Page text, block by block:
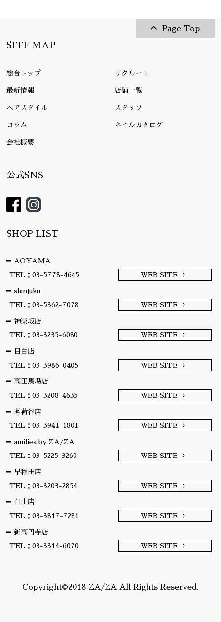
Page Top
SITE MAP
総合トップ リクルート
最新情報 店舗一覧
ヘアスタイル スタッフ
コラム ネイルカタログ
会社概要
公式SNS
SHOP LIST
AOYAMA
TEL：03-5778-4645
WEB SITE
shinjuku
TEL：03-5362-7078
WEB SITE
神楽坂店
TEL：03-3235-6080
WEB SITE
目白店
TEL：03-3986-0405
WEB SITE
高田馬場店
TEL：03-3208-4635
WEB SITE
茗荷谷店
TEL：03-3941-1801
WEB SITE
amiliea by ZA/ZA
TEL：03-5225-3260
WEB SITE
早稲田店
TEL：03-3203-2854
WEB SITE
白山店
TEL：03-3817-7281
WEB SITE
新高円寺店
TEL：03-3314-6070
WEB SITE
Copyright©2018 ZA/ZA All Rights Reserved.